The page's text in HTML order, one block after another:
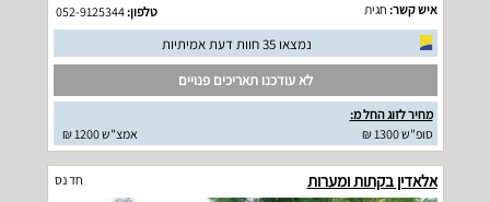
איש קשר: חגית טלפון:052-9125344
נמצאו 35 חוות דעת אמיתיות
לא עודכנו תאריכים פנויים
מחיר לזוג החל מ:
סופ"ש 1300 ₪
אמצ"ש 1200 ₪
אלאדין בקתות ומערות חד נס